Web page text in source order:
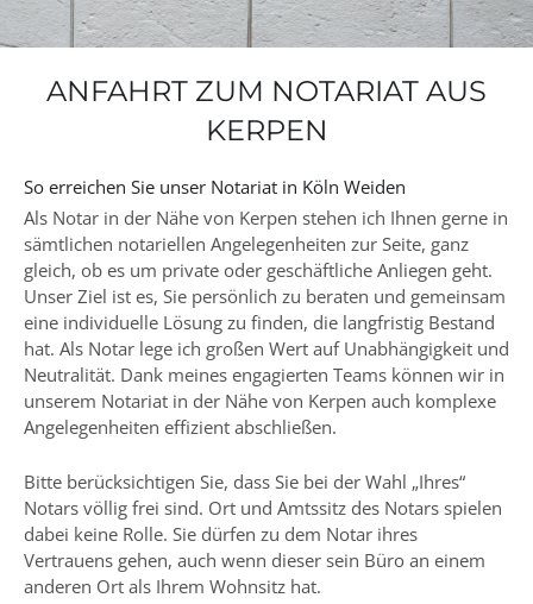
ANFAHRT ZUM NOTARIAT AUS
KERPEN
So erreichen Sie unser Notariat in Köln Weiden
Als Notar in der Nähe von Kerpen stehen ich Ihnen gerne in
sämtlichen notariellen Angelegenheiten zur Seite, ganz
gleich, ob es um private oder geschäftliche Anliegen geht.
Unser Ziel ist es, Sie persönlich zu beraten und gemeinsam
eine individuelle Lösung zu finden, die langfristig Bestand
hat. Als Notar lege ich großen Wert auf Unabhängigkeit und
Neutralität. Dank meines engagierten Teams können wir in
unserem Notariat in der Nähe von Kerpen auch komplexe
Angelegenheiten effizient abschließen.
Bitte berücksichtigen Sie, dass Sie bei der Wahl „Ihres“
Notars völlig frei sind. Ort und Amtssitz des Notars spielen
dabei keine Rolle. Sie dürfen zu dem Notar ihres
Vertrauens gehen, auch wenn dieser sein Büro an einem
anderen Ort als Ihrem Wohnsitz hat.